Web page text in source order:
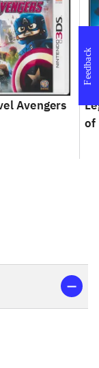
Avengers
of
Feedback